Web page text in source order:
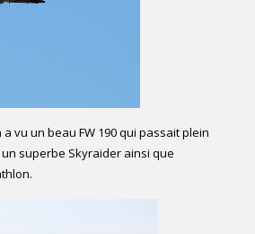
vu un beau FW 190 qui passait plein
superbe Skyraider ainsi que